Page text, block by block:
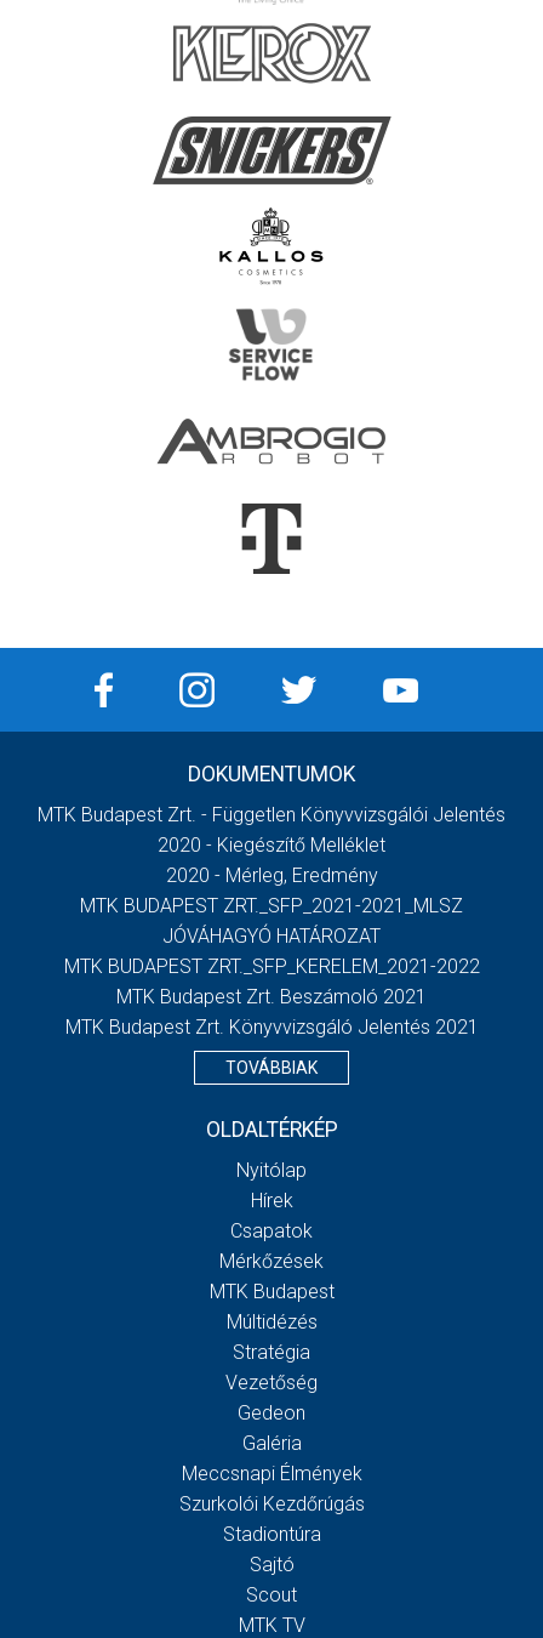
DOKUMENTUMOK
MTK Budapest Zrt. - Független Könyvvizsgálói Jelentés
2020 - Kiegészítő Melléklet
2020 - Mérleg, Eredmény
MTK BUDAPEST ZRT._SFP_2021-2021_MLSZ
JÓVÁHAGYÓ HATÁROZAT
MTK BUDAPEST ZRT._SFP_KERELEM_2021-2022
MTK Budapest Zrt. Beszámoló 2021
MTK Budapest Zrt. Könyvvizsgáló Jelentés 2021
TOVÁBBIAK
OLDALTÉRKÉP
Nyitólap
Hírek
Csapatok
Mérkőzések
MTK Budapest
Múltidézés
Stratégia
Vezetőség
Gedeon
Galéria
Meccsnapi Élmények
Szurkolói Kezdőrúgás
Stadiontúra
Sajtó
Scout
MTK TV